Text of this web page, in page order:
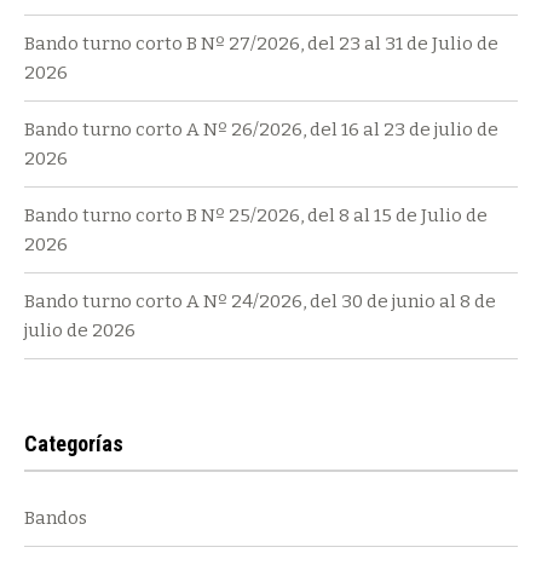
Bando turno corto B Nº 27/2026, del 23 al 31 de Julio de
2026
Bando turno corto A Nº 26/2026, del 16 al 23 de julio de
2026
Bando turno corto B Nº 25/2026, del 8 al 15 de Julio de
2026
Bando turno corto A Nº 24/2026, del 30 de junio al 8 de
julio de 2026
Categorías
Bandos